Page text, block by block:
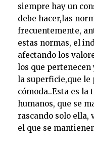
siempre hay un
debe hacer,las
frecuentemente,
estas normas, el
afectando los
los que
la superficie,que le
cómoda..Esta es
humanos, que se
rascando solo ella,
el que se